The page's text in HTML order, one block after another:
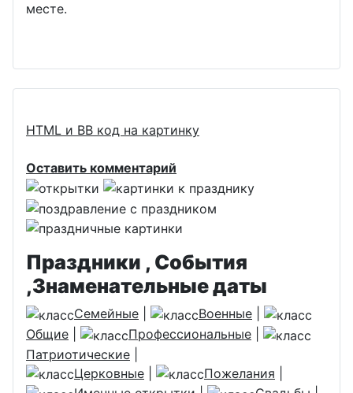
месте.
HTML и BB код на картинку
Оставить комментарий
Праздники , События
,Знаменательные даты
Семейные Военные
Общие
Профессиональные
Патриотические
Церковные
Пожелания